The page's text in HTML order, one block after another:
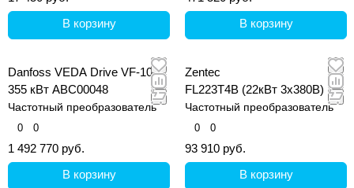
В корзину В корзину
Danfoss VEDA Drive VF-101
355 кВт ABC00048
Частотный преобразователь
0 0
1 492 770 руб.
В корзину
Zentec
FL223T4B (22кВт 3х380В)
Частотный преобразователь
0 0
93 910 руб.
В корзину